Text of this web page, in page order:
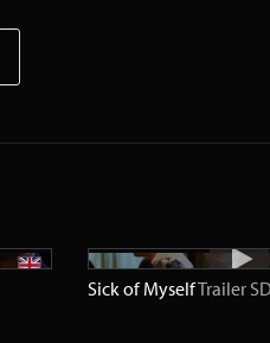
Sick of MyselfTrailer SD